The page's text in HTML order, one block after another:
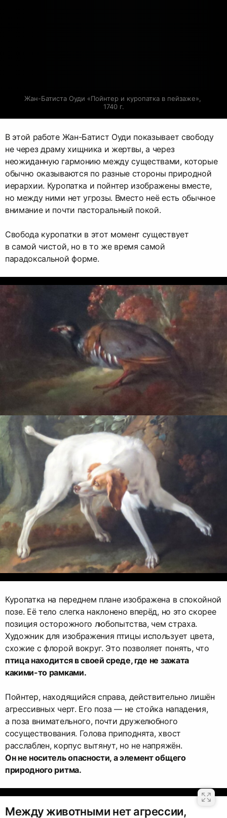
Жан-Батиста Оуди «Пойнтер и куропатка в пейзаже»,
1740 г.
В этой работе Жан-Батист Оуди показывает свободу
не через драму хищника и жертвы, а через
неожиданную гармонию между существами, которые
обычно оказываются по разные стороны природной
иерархии. Куропатка и пойнтер изображены вместе,
но между ними нет угрозы. Вместо неё есть обычное
внимание и почти пасторальный покой.
Свобода куропатки в этот момент существует
в самой чистой, но в то же время самой
парадоксальной форме.
Куропатка на переднем плане изображена в спокойной
позе. Её тело слегка наклонено вперёд, но это скорее
позиция осторожного любопытства, чем страха.
Художник для изображения птицы использует цвета,
схожие с флорой вокруг. Это позволяет понять, что
птица находится в своей среде, где не зажата
какими-то рамками.
Пойнтер, находящийся справа, действительно лишён
агрессивных черт. Его поза — не стойка нападения,
а поза внимательного, почти дружелюбного
сосуществования. Голова приподнята, хвост
расслаблен, корпус вытянут, но не напряжён.
Он не носитель опасности, а элемент общего
природного ритма.
Между животными нет агрессии,